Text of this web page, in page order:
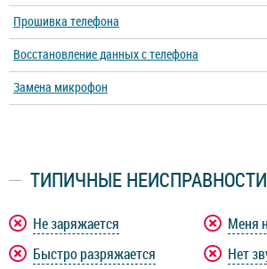
Прошивка телефона
Восстановление данных с телефона
Замена микрофон
ТИПИЧНЫЕ
Не заряжается
Быстро разряжается
Меня
Нет